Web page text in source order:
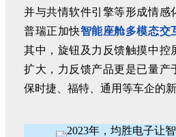
并与共情软件引擎等形成情感
普瑞正加快智能座舱多模态交
其中，旋钮及力反馈触摸中控
扩大，力反馈产品更是已量产
保时捷、福特、通用等车企的新